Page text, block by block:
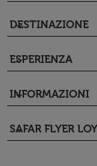
DESTINAZIONE
keyboard_arrow_down
ESPERIENZA
keyboard_arrow_down
INFORMAZIONI
keyboard_arrow_down
SAFAR FLYER
keyboard_arrow_down